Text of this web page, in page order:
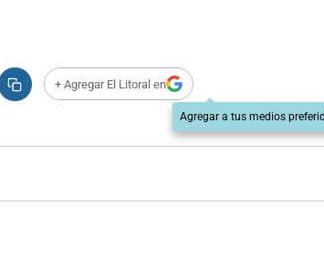
+ Agregar El Litoral en
Agregar a tus medios